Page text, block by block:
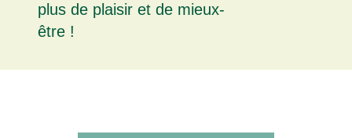
plus de plaisir et de mieux-
être !